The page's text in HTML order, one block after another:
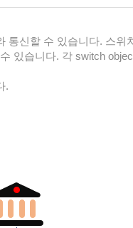
통신할 수 있습니다. 스
있습니다. 각 switch
.